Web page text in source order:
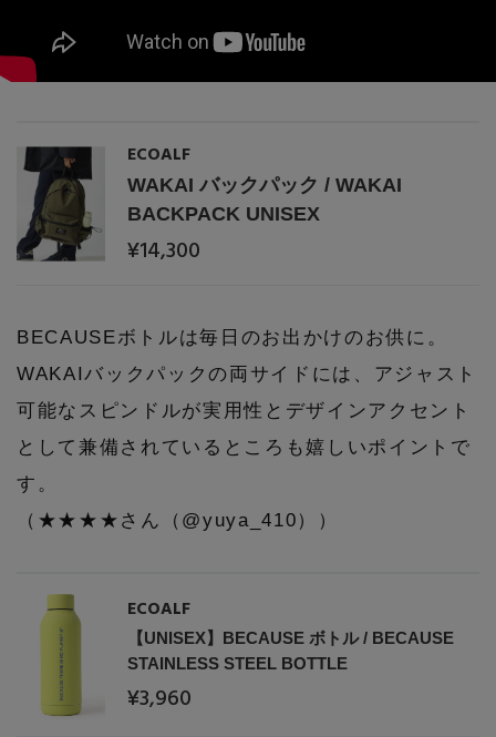
POP UPがスタート
Stay in
ELLE SHOP 公式アプリ
ECOALF
WAKAI バックパック / WAKAI
BACKPACK UNISEX
¥14,300
BECAUSEボトルは毎日のお出かけのお供に。
WAKAIバックパックの両サイドには、アジャスト
可能なスピンドルが実用性とデザインアクセント
として兼備されているところも嬉しいポイントで
す。
（★★★★さん（@yuya_410））
ECOALF
【UNISEX】BECAUSE ボトル / BECAUSE
STAINLESS STEEL BOTTLE
¥3,960